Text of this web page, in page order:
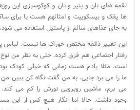
لقمه های نان و پنیر و نان و کوکوسبزی این
ها پفک و بیسکوییت و امثالهم هست یا برای
به جای غذاهای سالم از پاستیل استفاده می
این تغییر ذائقه مختص خوراک ها نیست. لباس
رفتار اجتماعی هم فرق کرده. حتی به نظر من
است. مثلا یادم هست زمانی که خیلی کودک
ما را می برد جایی. به من گفت نگاه کن ببین من
می برم، ماشین روبرویی نورش را کم می کند.
وجود داشت. حالا اما انگار هیچ کس از این